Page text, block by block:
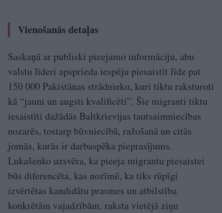
Vienošanās detaļas
Saskaņā ar publiski pieejamo informāciju, abu
valstu līderi apsprieda iespēju piesaistīt līdz pat
150 000 Pakistānas strādnieku, kuri tiktu raksturoti
kā “jauni un augsti kvalificēti”. Šie migranti tiktu
iesaistīti dažādās Baltkrievijas tautsaimniecības
nozarēs, tostarp būvniecībā, ražošanā un citās
jomās, kurās ir darbaspēka pieprasījums.
Lukašenko uzsvēra, ka pieeja migrantu piesaistei
būs diferencēta, kas nozīmē, ka tiks rūpīgi
izvērtētas kandidātu prasmes un atbilstība
konkrētām vajadzībām, raksta vietējā ziņu